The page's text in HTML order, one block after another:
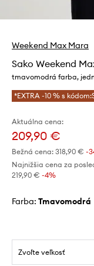
Weekend Max Mara
Sako Weekend
tmavomodrá farba,
*EXTRA -10 % s
Aktuálna cena:
209,90 €
Bežná cena: 318,90 € -
Najnižšia cena za
219,90 € -4%
Farba: tmavomodrá
Zvoľte veľkosť